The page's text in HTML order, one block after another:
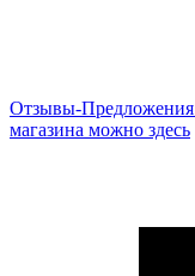
Отзывы-Предложения
магазина можно здесь